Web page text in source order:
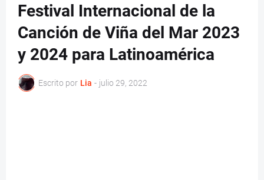
Festival Internacional de la
Canción de Viña del Mar 2023
y 2024 para Latinoamérica
Escrito por Lia - julio 29, 2022